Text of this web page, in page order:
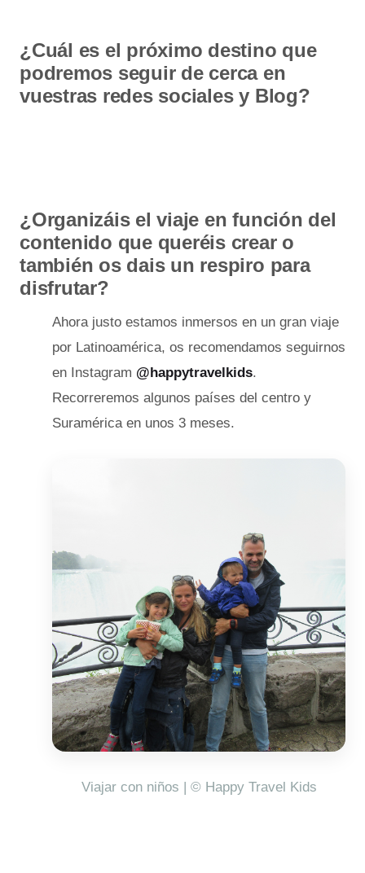
¿Cuál es el próximo destino que
podremos seguir de cerca en
vuestras redes sociales y Blog?
¿Organizáis el viaje en función del
contenido que queréis crear o
también os dais un respiro para
disfrutar?
Ahora justo estamos inmersos en un gran viaje
por Latinoamérica, os recomendamos seguirnos
en Instagram @happytravelkids.
Recorreremos algunos países del centro y
Suramérica en unos 3 meses.
Viajar con niños | © Happy Travel Kids